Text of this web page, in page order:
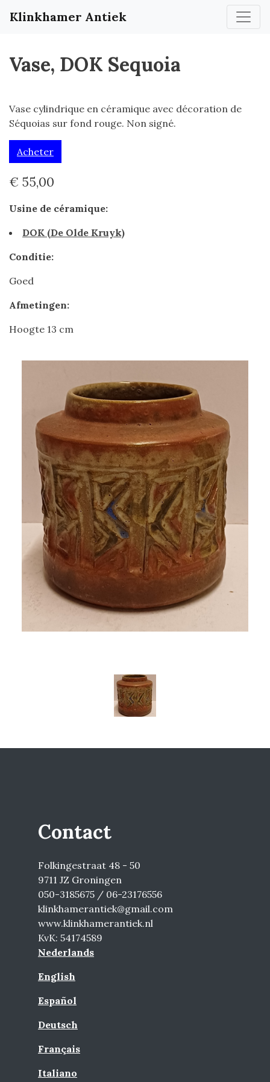
Klinkhamer Antiek
Vase, DOK Sequoia
Vase cylindrique en céramique avec décoration de
Séquoias sur fond rouge. Non signé.
Acheter
€ 55,00
Usine de céramique:
DOK (De Olde Kruyk)
Conditie:
Goed
Afmetingen:
Hoogte 13 cm
Contact
Folkingestraat 48 - 50
9711 JZ Groningen
050-3185675 / 06-23176556
klinkhamerantiek@gmail.com
www.klinkhamerantiek.nl
KvK: 54174589
Nederlands
English
Español
Deutsch
Français
Italiano